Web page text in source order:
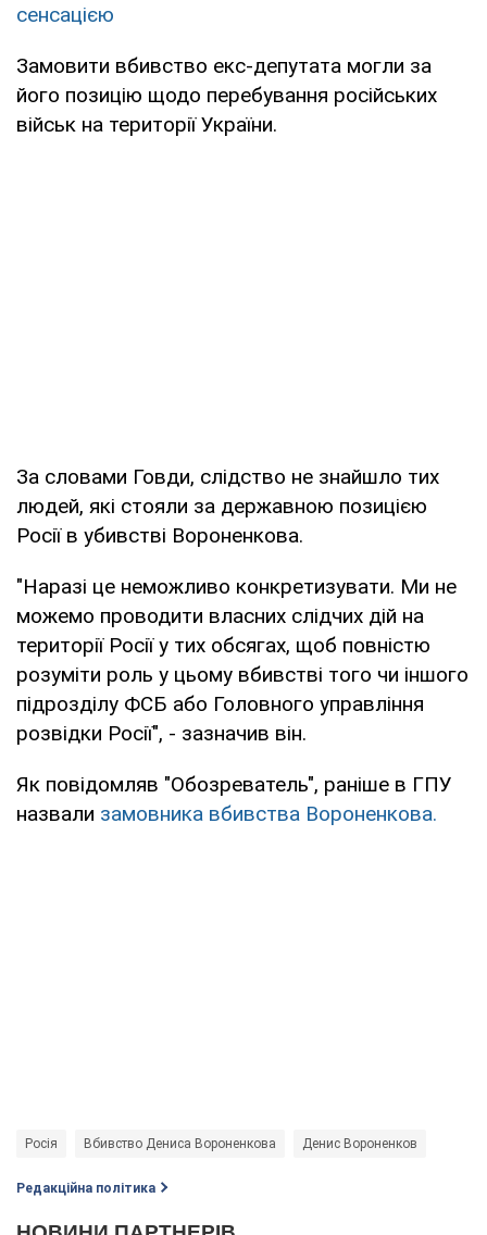
сенсацією
Замовити вбивство екс-депутата могли за
його позицію щодо перебування російських
військ на території України.
За словами Говди, слідство не знайшло тих
людей, які стояли за державною позицією
Росії в убивстві Вороненкова.
"Наразі це неможливо конкретизувати. Ми не
можемо проводити власних слідчих дій на
території Росії у тих обсягах, щоб повністю
розуміти роль у цьому вбивстві того чи іншого
підрозділу ФСБ або Головного управління
розвідки Росії", - зазначив він.
Як повідомляв "Обозреватель", раніше в ГПУ
назвали замовника вбивства Вороненкова.
Росія Вбивство Дениса Вороненкова Денис Вороненков
Редакційна політика